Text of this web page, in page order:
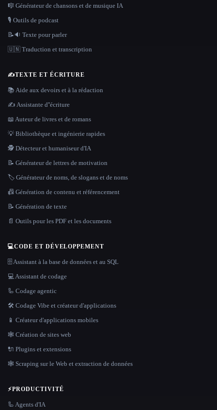
🎼 Générateur de chansons et de musique IA
🎙️ Outils de podcast
📝🔉 Texte pour parler
🇺🇳 Traduction et transcription
✍️TEXTE ET ÉCRITURE
📚 Aide aux devoirs et à la rédaction
✍️ Assistante d''écriture
📖 Auteur de livres et de romans
💡 Bibliothèque et ingénierie rapides
🕵️ Détecteur et humaniseur d'IA
📝 Générateur de lettres de motivation
🏷️ Générateur de noms, de slogans et de noms
📠 Génération de contenu et référencement
📝 Génération de texte
📄 Outils pour les PDF et les documents
💻CODE ET DÉVELOPPEMENT
🗄️ Assistant à la base de données et au SQL
💻 Assistant de codage
🦾 Codage agentic
🛠️ Codage Vibe et créateur d'applications
📱 Créateur d'applications mobiles
🕸 Création de sites web
🔌 Plugins et extensions
🕸️ Scraping sur le Web et extraction de données
⚡PRODUCTIVITÉ
🦾 Agents d'IA